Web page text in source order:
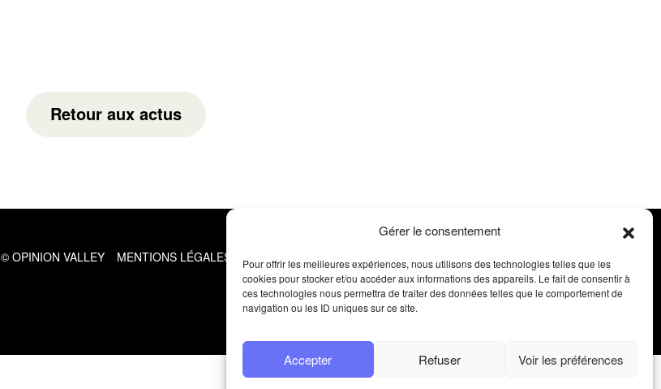
Gérer le consentement
Pour offrir les meilleures expériences, nous utilisons des technologies telles que les
cookies pour stocker et/ou accéder aux informations des appareils. Le fait de consentir à
ces technologies nous permettra de traiter des données telles que le comportement de
navigation ou les ID uniques sur ce site.
Accepter Refuser Voir les préférences
Retour aux actus
© OPINION VALLEY MENTIONS LÉGALES
Contact